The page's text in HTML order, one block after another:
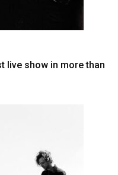
live show in more than